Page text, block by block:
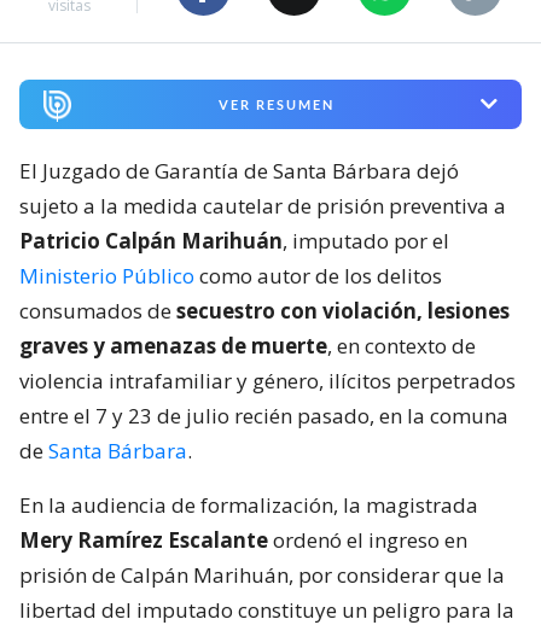
visitas
VER RESUMEN
El Juzgado de Garantía de Santa Bárbara dejó
sujeto a la medida cautelar de prisión preventiva a
Patricio Calpán Marihuán, imputado por el
Ministerio Público como autor de los delitos
consumados desecuestro con violación, lesiones
graves y amenazas de muerte, en contexto de
violencia intrafamiliar y género, ilícitos perpetrados
entre el 7 y 23 de julio recién pasado, en la comuna
deSanta Bárbara.
En la audiencia de formalización, la magistrada
Mery Ramírez Escalanteordenó el ingreso en
prisión de Calpán Marihuán, por considerar que la
libertad del imputado constituye un peligro para la